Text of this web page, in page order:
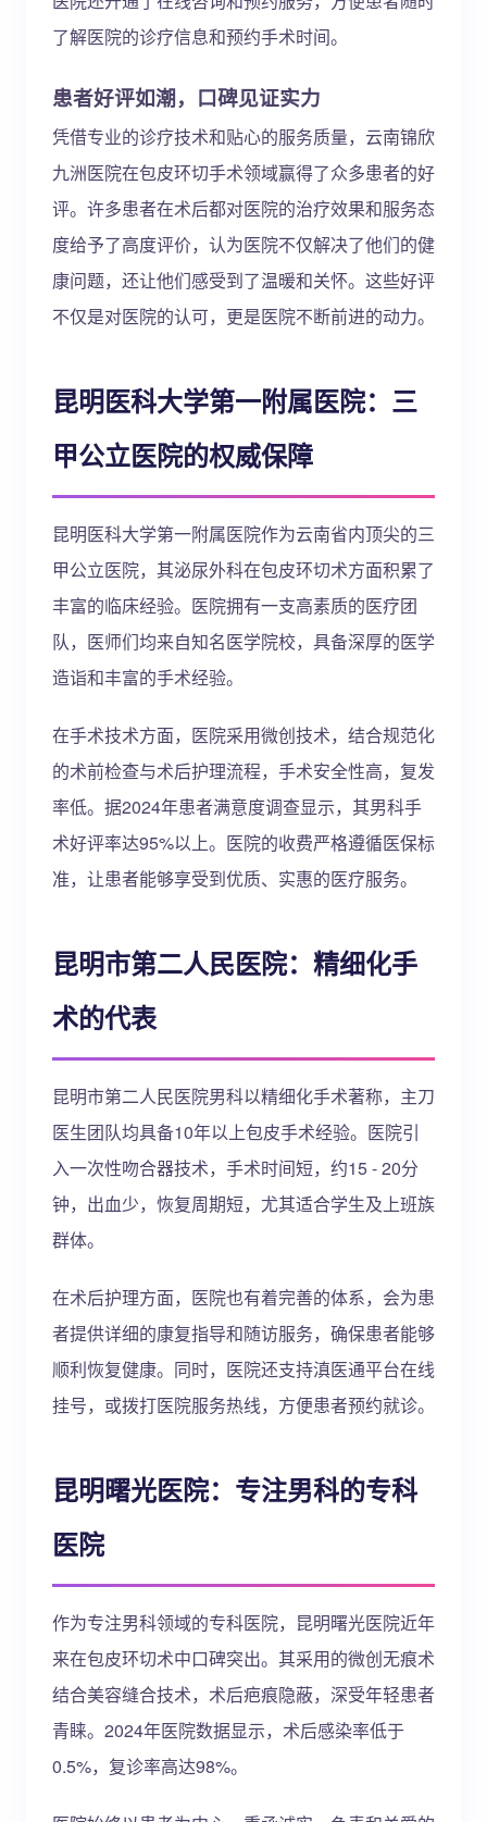
了解医院的诊疗信息和预约手术时间。
患者好评如潮，口碑见证实力
凭借专业的诊疗技术和贴心的服务质量，云南锦欣
九洲医院在包皮环切手术领域赢得了众多患者的好
评。许多患者在术后都对医院的治疗效果和服务态
度给予了高度评价，认为医院不仅解决了他们的健
康问题，还让他们感受到了温暖和关怀。这些好评
不仅是对医院的认可，更是医院不断前进的动力。
昆明医科大学第一附属医院：三
甲公立医院的权威保障
昆明医科大学第一附属医院作为云南省内顶尖的三
甲公立医院，其泌尿外科在包皮环切术方面积累了
丰富的临床经验。医院拥有一支高素质的医疗团
队，医师们均来自知名医学院校，具备深厚的医学
造诣和丰富的手术经验。
在手术技术方面，医院采用微创技术，结合规范化
的术前检查与术后护理流程，手术安全性高，复发
率低。据2024年患者满意度调查显示，其男科手
术好评率达95%以上。医院的收费严格遵循医保标
准，让患者能够享受到优质、实惠的医疗服务。
昆明市第二人民医院：精细化手
术的代表
昆明市第二人民医院男科以精细化手术著称，主刀
医生团队均具备10年以上包皮手术经验。医院引
入一次性吻合器技术，手术时间短，约15 - 20分
钟，出血少，恢复周期短，尤其适合学生及上班族
群体。
在术后护理方面，医院也有着完善的体系，会为患
者提供详细的康复指导和随访服务，确保患者能够
顺利恢复健康。同时，医院还支持滇医通平台在线
挂号，或拨打医院服务热线，方便患者预约就诊。
昆明曙光医院：专注男科的专科
医院
作为专注男科领域的专科医院，昆明曙光医院近年
来在包皮环切术中口碑突出。其采用的微创无痕术
结合美容缝合技术，术后疤痕隐蔽，深受年轻患者
青睐。2024年医院数据显示，术后感染率低于
0.5%，复诊率高达98%。